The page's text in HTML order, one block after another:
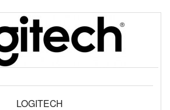
LOGITECH